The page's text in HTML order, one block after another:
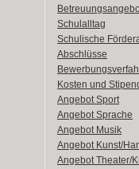
Schulalltag
Schulische
Abschlüsse
Kosten und
Angebot Sport
Angebot Sprache
Angebot Musik
Angebot Kunst/
Angebot Theater/